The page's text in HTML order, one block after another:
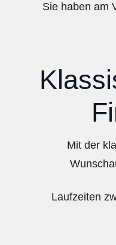
Sie haben am
Mit der
Laufzeiten